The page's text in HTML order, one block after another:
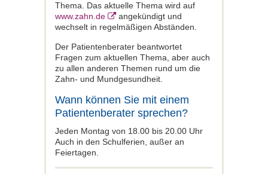
Thema. Das aktuelle Thema wird auf
www.zahn.de
angekündigt und
wechselt in regelmäßigen Abständen.
Der Patientenberater beantwortet
Fragen zum aktuellen Thema, aber auch
zu allen anderen Themen rund um die
Zahn- und Mundgesundheit.
Wann können Sie mit einem
Patientenberater sprechen?
Jeden Montag von 18.00 bis 20.00 Uhr
Auch in den Schulferien, außer an
Feiertagen.